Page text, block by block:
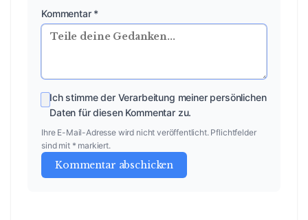
Kommentar *
Ich stimme der Verarbeitung meiner persönlichen
Daten für diesen Kommentar zu.
Ihre E-Mail-Adresse wird nicht veröffentlicht. Pflichtfelder
sind mit * markiert.
Kommentar abschicken